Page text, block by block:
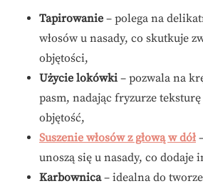
Tapirowanie – polega na
włosów u nasady, co skutkuje
objętości,
Użycie lokówki – pozwala na
pasm, nadając fryzurze
objętość,
Suszenie włosów z głową w dół
unoszą się u nasady, co dodaje
Karbownica– idealna do